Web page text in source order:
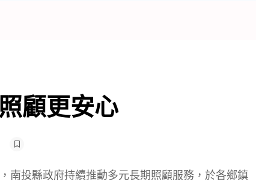
顧更安心
南投縣政府持續推動多元長期照顧服務，於各鄉鎮